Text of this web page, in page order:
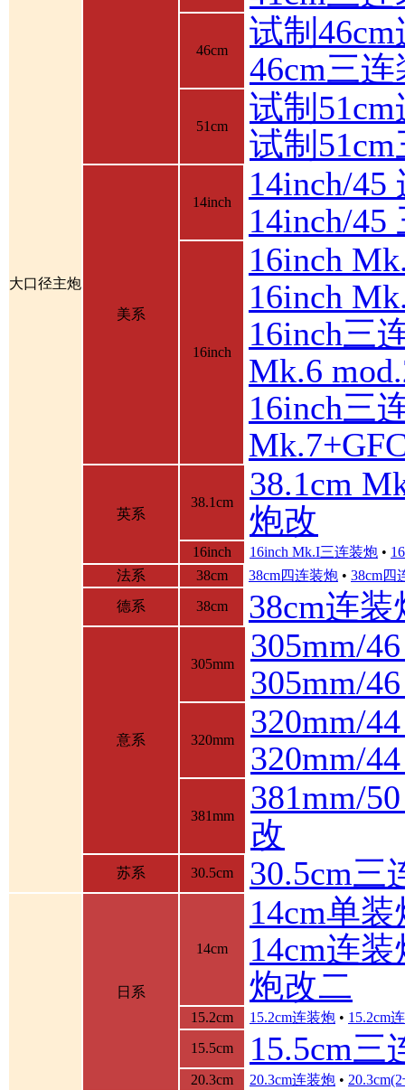
大口径主炮
46cm
试制
46cm三
51cm
试制
试制
美系
14inch
14inch/45
14inch/45
16inch
16inch
16inch
16inch三
Mk.6
16inch三
英系
38.1cm
38.1cm
炮改
16inch 16inch Mk.I三连装炮 •
法系
38cm 38cm四连装炮 • 38cm四
德系
38cm 38cm连装
意系
305mm
305mm/
305mm/
320mm
320mm/
320mm/
381mm
381mm/
改
苏系 30.5cm 30.5cm三
日系
14cm
14cm单装
14cm连装
炮改二
15.2cm 15.2cm连装炮 • 15.2cm
15.5cm
15.5cm三
20.3cm 20.3cm连装炮 •